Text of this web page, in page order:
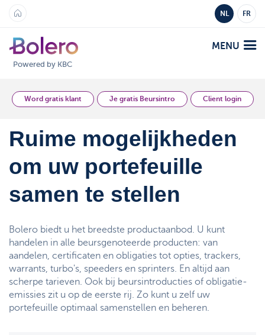
NL FR
Powered by KBC
MENU
Analyse en Inzicht
Platformen
Aanbod
Markten
Academy
Producten
Platformen
Strategie & Analyse
Tarieven
Support
Documentcenter
Word gratis klant Je gratis Beursintro Client login
Ruime mogelijkheden
om uw portefeuille
samen te stellen
Bolero biedt u het breedste productaanbod. U kunt
handelen in alle beursgenoteerde producten: van
aandelen, certificaten en obligaties tot opties, trackers,
warrants, turbo's, speeders en sprinters. En altijd aan
scherpe tarieven. Ook bij beursintroducties of obligatie-
emissies zit u op de eerste rij. Zo kunt u zelf uw
portefeuille optimaal samenstellen en beheren.